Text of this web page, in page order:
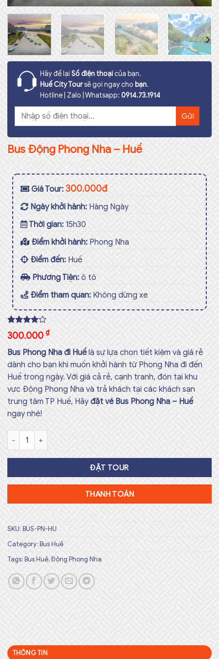
Hãy để lại Số điện thoại của bạn.
Huế City Toursẽ gọi ngay cho bạn.
Hotline | Zalo | Whatsapp: 0914.73.1914
Bus Động Phong Nha – Huế
Giá Tour: 300.000đ
Ngày khởi hành: Hàng Ngày
Thời gian: 15h30
Điểm khởi hành: Phong Nha
Điểm đến: Huế
Phương Tiện: ô tô
Điểm tham quan: Không dừng xe
Rated
4.00out
based on
3
customer
300.000 ₫
Bus Phong Nha đi Huếlà sự lựa chọn tiết kiệm và giá rẻ
dành cho bạn khi muốn khởi hành từ Phong Nha đi đến
Huế trong ngày. Với giá cả rẻ, cạnh tranh, đón tại khu
vực Động Phong Nha và trả khách tại các khách sạn
trung tâm TP Huế, Hãy đặt vé Bus Phong Nha – Huế
ngay nhé!
Bus Động Phong Nha - Huế Số lượng
ĐẶT TOUR
THANH TOÁN
SKU: BUS-PN-HU
Category: Bus Huế
Tags: Bus Huế,Động Phong Nha
THÔNG TIN